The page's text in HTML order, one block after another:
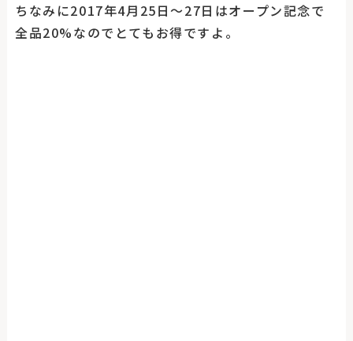
ちなみに2017年4月25日〜27日はオープン記念で
全品20%なのでとてもお得ですよ。